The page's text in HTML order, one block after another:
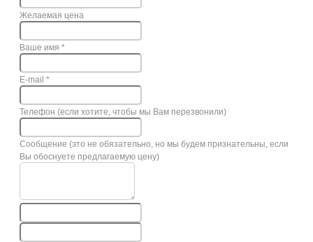
Желаемая цена
Ваше имя *
E-mail *
Телефон (если хотите, чтобы мы Вам перезвонили)
Сообщение (это не обязательно, но мы будем признательны, если
Вы обоснуете предлагаемую цену)